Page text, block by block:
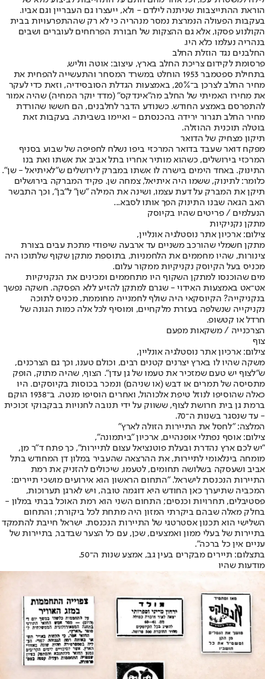
הוראת ההתייצבות שניתנה לילדם - ולא, ייעצרו גם העבריין וגם אביו.
בעקבות הפעולה הנמרצת נמסר מנהריה כי לא רק שההתפרעויות בבית
הקולנוע פסקו, אלא גם ההצקות של חבורת הפרחחים לעוברים ושבים
בנהריה נעלמו כלא היו.
החלבנים נגד הוזלת החלב
פרסומת לקידום צריכת החלב בארץ, עיצוב: אוטה ווליש,
בתחילת ספטמבר 1953 הוחלט במשרד המסחר והתעשייה להפחית את
מחיר החלב לצרכן ב־20%, באמצעות הגדלת הסובסידיה, וזאת כדי לעקר
את מחירו האמיתי של החלב מה"אינדקס" (מדד יוקר המחיה) שהיה אמור
להתפרסם באמצע החודש. כשנודע הדבר לחלבנים, הם חששו שהורדת
מחיר החלב תגרור ירידה בהכנסתם - ואיימו בשביתה. בעקבות זאת
בוטלה תוכנית ההוזלה.
תיקון מצחיק של הדואר
מפקח דואר שעבד בדואר המרכזי ביפו נשלח לחפיפה של שבוע בסניף
המרכזי בירושלים, כשהוא מותיר אחריו בתל אביב את אשתו ואת בנו
התינוק. באחד הימים בישרה לו אשתו במברק לירושלים ש"לאיתיאל - שן".
כלומר: לתינוק, ששמו היה איתיאל, צמחה שן. פקיד המברקה בירושלים
תיקן את המברק על דעת עצמו, ושינה את המילה "שן" ל"בן", וכך התבשר
האב הגאה שבנו התינוק הפך אותו לסבא...
הנעלמים / פריטים שהיו בקיוסק
מתקן נקניקיות
צילום: ארכיון אתר נוסטלגיה אונליין,
מתקן חשמלי שהורכב משניים עד ארבעה שיפודי מתכת עבים בצורת
צינורות, שהיו מחממים את הלחמניות, בתוספת מתקן שקוף שלתוכו היה
מכניס בעל הקיוסק נקניקיות ממקור עלום.
מים שהוכנסו למתקן השקוף היו מתחממים ומכינים את הנקניקיות
אט־אט באמצעות האידוי - שגרם למתקן להזיע ללא הפסקה. חשקה נפשך
בנקניקייה? הקיוסקאי היה שולף לחמנייה מחוממת, מכניס לתוכה
נקניקייה שנשלפה בעזרת מלקחיים, ומוסיף לכל אלה כמות הגונה של
חרדל או קטשופ.
הצרכנייה / משקאות מפעם
צוף
צילום: ארכיון אתר נוסטלגיה אונליין,
משקה שהיו לו בארץ יצרנים קטנים רבים, וכולם טענו, וכך גם הצרכנים,
ש"לצוף יש טעם שמזכיר את טעמו של גן עדן". הצוף, שהיה מתוק, הופק
מתסיסה של תמרים או דבש (או שניהם) ונמכר בכוסות בקיוסקים. היו
כאלה שהוסיפו לנוזל טיפת אלכוהול, ואחרים הוסיפו מנטה. ב־1938 הוקם
ברמת גן בית חרושת לצוף, ששווק על ידי תנובה לחנויות בבקבוקי זכוכית
- עד שנסגר בשנות ה־70.
המלצה: "לחסל את התיירות הזולה לארץ"
צילום: אוסף נפתלי אופנהיים, ארכיון "ביתמונה",
"יש לכם ארץ נהדרת ובעלת פוטנציאל עצום לתיירות", כך פתח ד"ר מן,
מומחה בינלאומי לתיירות, את ההרצאה שהעביר במלון דן המחודש בתל
אביב ושעסקה בשלושה תחומים, לטעמו, שיכולים להזניק את רמת
התיירות הנכנסת לישראל. "התחום הראשון הוא אירועים מושכי תיירים:
המכביה שתיערך כאן החודש היא דוגמה טובה, ויש לארגן תערוכות,
פסטיבלים, תחרויות וכנסים; התחום השני הוא רמת האוכל בבתי במלון -
בחלק מאלה שבהם ביקרתי המזון היה מתחת לכל ביקורת; והתחום
השלישי הוא תכנון אסטרטגי של התיירות הנכנסת. ישראל חייבת להתמקד
בתיירות של בעלי ממון ואמצעים, שכן, עם כל הצער שבדבר, בתיירות של
עניים אין כל ברכה".
בתצלום: תיירים מבקרים בעין גב, אמצע שנות ה־50.
מודעות שהיו